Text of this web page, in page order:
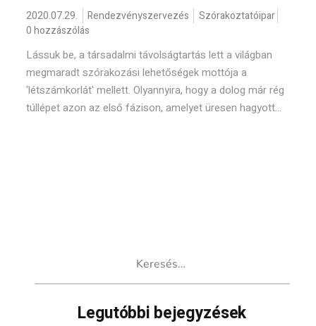
2020.07.29. Rendezvényszervezés
Szórakoztatóipar
0 hozzászólás
Lássuk be, a társadalmi távolságtartás lett a világban
megmaradt szórakozási lehetőségek mottója a
'létszámkorlát' mellett. Olyannyira, hogy a dolog már rég
túllépet azon az első fázison, amelyet üresen hagyott...
Legutóbbi bejegyzések